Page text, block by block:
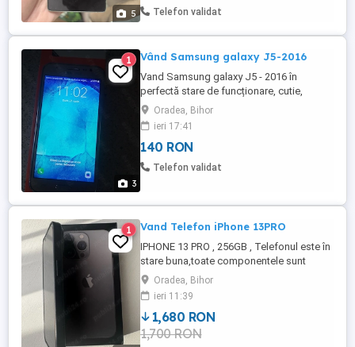
5 Telefon validat
3
1 Vând Samsung galaxy J5-2016
Vand Samsung galaxy J5 - 2016 în
perfectă stare de funcționare, cutie,
încărcător. Foarte puține urme de utilizare,
întreținut.
Oradea, Bihor
ieri 17:41
140 RON
Telefon validat
1 Vand Telefon iPhone 13PRO
IPHONE 13 PRO , 256GB , Telefonul este în
stare buna,toate componentele sunt
originale! VIATA BATERIEI 79% LIBER
RETEA Se vinde in cutie impreuna cu 3
huse(culori: negru- originala, transparenta
, roz), protectie ecran din sticla, incarcator.
Oradea, Bihor
ieri 11:39
1,680 RON
1,700 RON